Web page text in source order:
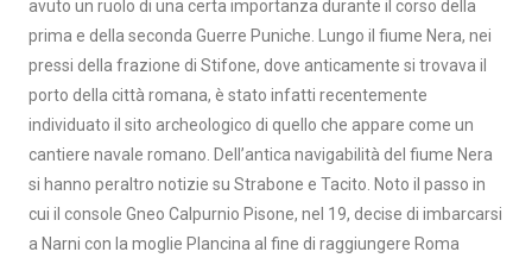
avuto un ruolo di una certa importanza durante il corso della
prima e della seconda Guerre Puniche. Lungo il fiume Nera, nei
pressi della frazione di Stifone, dove anticamente si trovava il
porto della città romana, è stato infatti recentemente
individuato il sito archeologico di quello che appare come un
cantiere navale romano. Dell’antica navigabilità del fiume Nera
si hanno peraltro notizie su Strabone e Tacito. Noto il passo in
cui il console Gneo Calpurnio Pisone, nel 19, decise di imbarcarsi
a Narni con la moglie Plancina al fine di raggiungere Roma